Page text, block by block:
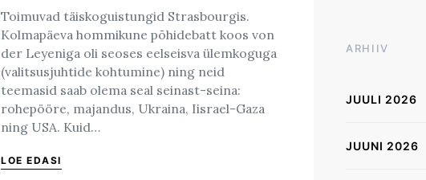
Toimuvad täiskoguistungid Strasbourgis.
Kolmapäeva hommikune põhidebatt koos von
der Leyeniga oli seoses eelseisva ülemkoguga
(valitsusjuhtide kohtumine) ning neid
teemasid saab olema seal seinast-seina:
rohepööre, majandus, Ukraina, Iisrael-Gaza
ning USA. Kuid…
LOE EDASI
ARHIIV
JUULI 2026
JUUNI 2026